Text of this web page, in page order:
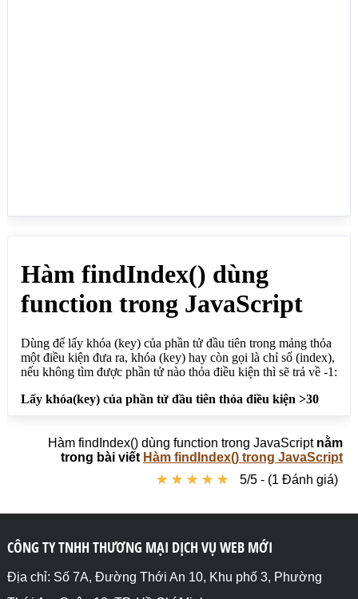
function laySoHai(phantu) {
    return phantu >50;
}
</script>
</html>
Hàm findIndex() dùng function trong JavaScript nằm
trong bài viết Hàm findIndex() trong JavaScript
★ ★ ★ ★ ★
★ ★ ★ ★ ★ 5/5 - (1 Đánh giá)
CÔNG TY TNHH THƯƠNG MẠI DỊCH VỤ WEB MỚI
Địa chỉ: Số 7A, Đường Thới An 10, Khu phố 3, Phường